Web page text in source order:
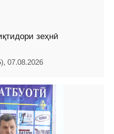
зеҳнӣ
07.08.2026